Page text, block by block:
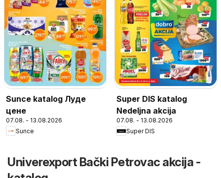
Sunce katalog Луде
цене
07.08. - 13.08.2026
Sunce
Super DIS katalog
Nedeljna akcija
07.08. - 13.08.2026
Super DIS
Univerexport Bački Petrovac akcija -